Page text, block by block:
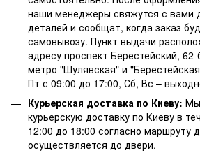
наши менеджеры свяжутся с вами
деталей и сообщат, когда заказ
самовывозу. Пункт выдачи
адресу проспект Берестейский,
метро "Шулявская" и
Пт с 09:00 до 17:00, Сб, Вс –
Курьерская доставка по Киеву: Мы
курьерскую доставку по Киеву в
12:00 до 18:00 согласно маршруту
осуществляется до двери.